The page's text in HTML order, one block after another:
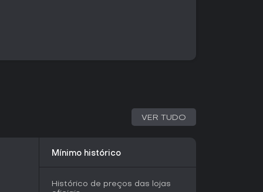
combates e mantêm a variedade nas
aleatórios, estimulando novas
como paredes de laser e
auxílios para oferecer uma versão mais
VER TUDO
Mínimo histórico
Histórico de preços das lojas